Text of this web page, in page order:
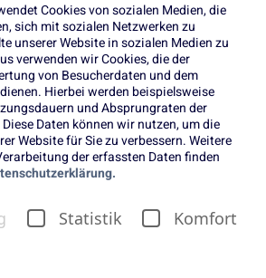
Cookies von sozialen Medien, die
sich mit sozialen Netzwerken zu
unserer Website in sozialen Medien zu
verwenden wir Cookies, die der
von Besucherdaten und dem
Hierbei werden beispielsweise
und Absprungraten der
Daten können wir nutzen, um die
Website für Sie zu verbessern. Weitere
der erfassten Daten finden
Statistik
Komfort
mit
und Rotkohlpesto
ist der perfekte Anlass, kulinarische
Unser Weihnachtsburger
festlichen Küche in einem modernen
Brötchenhälften.
sorgt nicht nur optisch für festliche